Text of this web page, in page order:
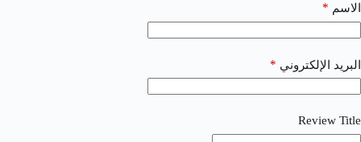
الاسم *
البريد الإلكتروني *
Review Title